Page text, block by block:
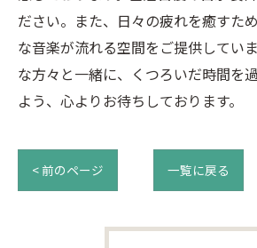
ださい。また、日々の疲れを癒すた
な音楽が流れる空間をご提供してい
な方々と一緒に、くつろいだ時間を
よう、心よりお待ちしております。
< 前のページ 一覧に戻る